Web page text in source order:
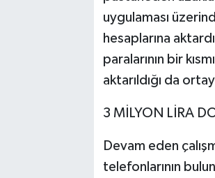
uygulaması
hesaplarına
paralarının bir
aktarıldığı da
3 MİLYON LİRA
Devam eden
telefonlarının